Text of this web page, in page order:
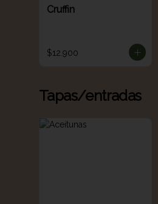
Cruffin
$12.900
Tapas/entradas